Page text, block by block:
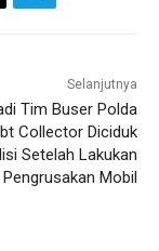
Selanjutnya
Tim Buser Polda
Collector Diciduk
Setelah Lakukan
Pengrusakan Mobil